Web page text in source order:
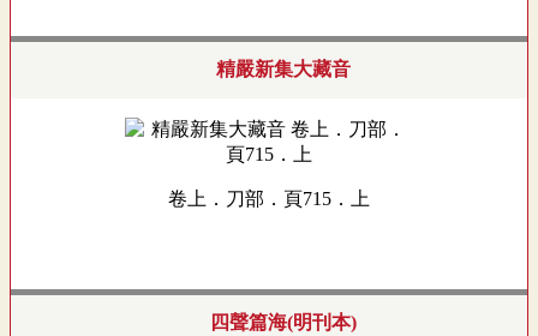
精嚴新集大藏音
卷上．刀部．頁715．上
四聲篇海(明刊本)